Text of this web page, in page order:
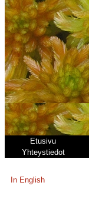
Etusivu
Yhteystiedot
In English